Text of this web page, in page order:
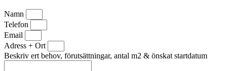
Namn
Telefon
Email
Adress + Ort
Beskriv ert behov, förutsättningar, antal m2 & önskat startdatum